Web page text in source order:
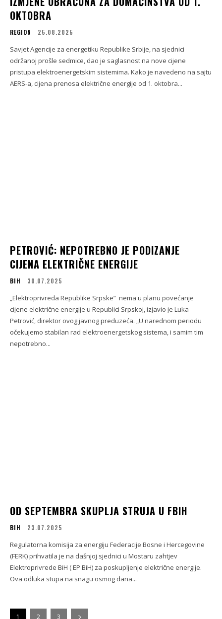
OKTOBRA
REGION 25.08.2025
Savjet Agencije za energetiku Republike Srbije, na sjednici
održanoj prošle sedmice, dao je saglasnost na nove cijene
pristupa elektroenergetskim sistemima. Kako je navedeno na sajtu
AERS-a, cijena prenosa električne energije od 1. oktobra...
PETROVIĆ: NEPOTREBNO JE PODIZANJE
CIJENA ELEKTRIČNE ENERGIJE
BIH 30.07.2025
„Elektroprivreda Republike Srpske” nema u planu povećanje
cijene električne energije u Republici Srpskoj, izjavio je Luka
Petrović, direktor ovog javnog preduzeća. „U narednom periodu
očekujemo stabilan rad elektroenergetskog sistema, i samim tim
nepotrebno...
OD SEPTEMBRA SKUPLJA STRUJA U FBIH
BIH 23.07.2025
Regulatorna komisija za energiju Federacije Bosne i Hercegovine
(FERK) prihvatila je na dašnjoj sjednici u Mostaru zahtjev
Elektroprivrede BiH ( EP BiH) za poskupljenje električne energije.
Ova odluka stupa na snagu osmog dana...
1 2 3